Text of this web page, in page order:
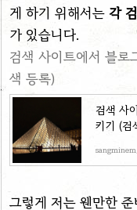
게 하기 위해서는 각
가 있습니다.
검색 사이트에서 블로
색 등록)
검색 사
키기 (검
그렇게 저는 웬만한